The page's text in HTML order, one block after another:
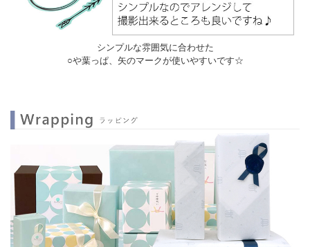
シンプルな雰囲気に合わせた
○や葉っぱ、矢のマークが使いやすいです☆